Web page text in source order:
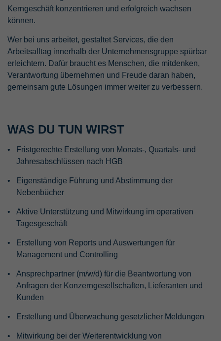
Kerngeschäft konzentrieren und erfolgreich wachsen
können.
Wer bei uns arbeitet, gestaltet Services, die den
Arbeitsalltag innerhalb der Unternehmensgruppe spürbar
erleichtern. Dafür braucht es Menschen, die mitdenken,
Verantwortung übernehmen und Freude daran haben,
gemeinsam gute Lösungen immer weiter zu verbessern.
WAS DU TUN WIRST
Fristgerechte Erstellung von Monats-, Quartals- und
Jahresabschlüssen nach HGB
Eigenständige Führung und Abstimmung der
Nebenbücher
Aktive Unterstützung und Mitwirkung im operativen
Tagesgeschäft
Erstellung von Reports und Auswertungen für
Management und Controlling
Ansprechpartner (m/w/d) für die Beantwortung von
Anfragen der Konzerngesellschaften, Lieferanten und
Kunden
Erstellung und Überwachung gesetzlicher Meldungen
Mitwirkung bei der Weiterentwicklung von